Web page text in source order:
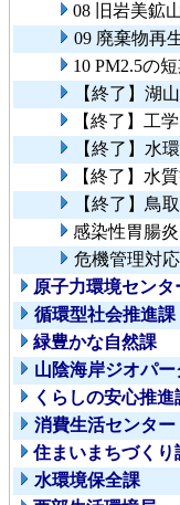
08 旧岩美鉱
09 廃棄物再
10 PM2.5の
【終了】湖
【終了】工
【終了】水
【終了】水
【終了】鳥
感染性胃腸
危機管理対
原子力環境センタ
循環型社会推進課
緑豊かな自然課
山陰海岸ジオパ
くらしの安心推進
消費生活センター
住まいまちづくり
水環境保全課